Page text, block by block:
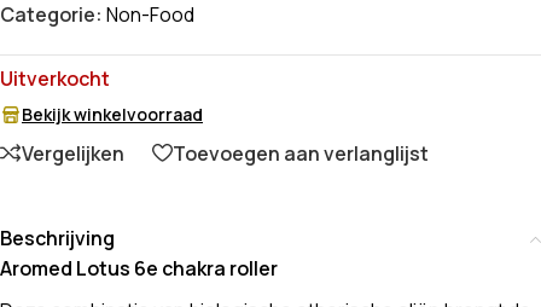
Categorie: Non-Food
Uitverkocht
Bekijk winkelvoorraad
Vergelijken Toevoegen aan verlanglijst
Beschrijving
Aromed Lotus 6e chakra roller